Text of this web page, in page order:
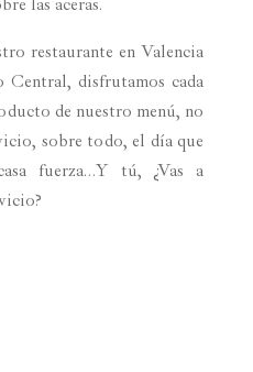
las aceras.
restaurante en Valencia
Central, disfrutamos cada
de nuestro menú, no
sobre todo, el día que
fuerza…Y tú, ¿Vas a